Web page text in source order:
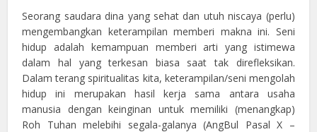
Seorang saudara dina yang sehat dan utuh niscaya (perlu)
mengembangkan keterampilan memberi makna ini. Seni
hidup adalah kemampuan memberi arti yang istimewa
dalam hal yang terkesan biasa saat tak direfleksikan.
Dalam terang spiritualitas kita, keterampilan/seni mengolah
hidup ini merupakan hasil kerja sama antara usaha
manusia dengan keinginan untuk memiliki (menangkap)
Roh Tuhan melebihi segala-galanya (AngBul Pasal X –